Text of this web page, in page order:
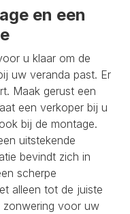
en een
u klaar om de
uw veranda past. Er
Maak gerust een
een verkoper bij u
bij de montage.
uitstekende
bevindt zich in
scherpe
alleen tot de juiste
zonwering voor uw